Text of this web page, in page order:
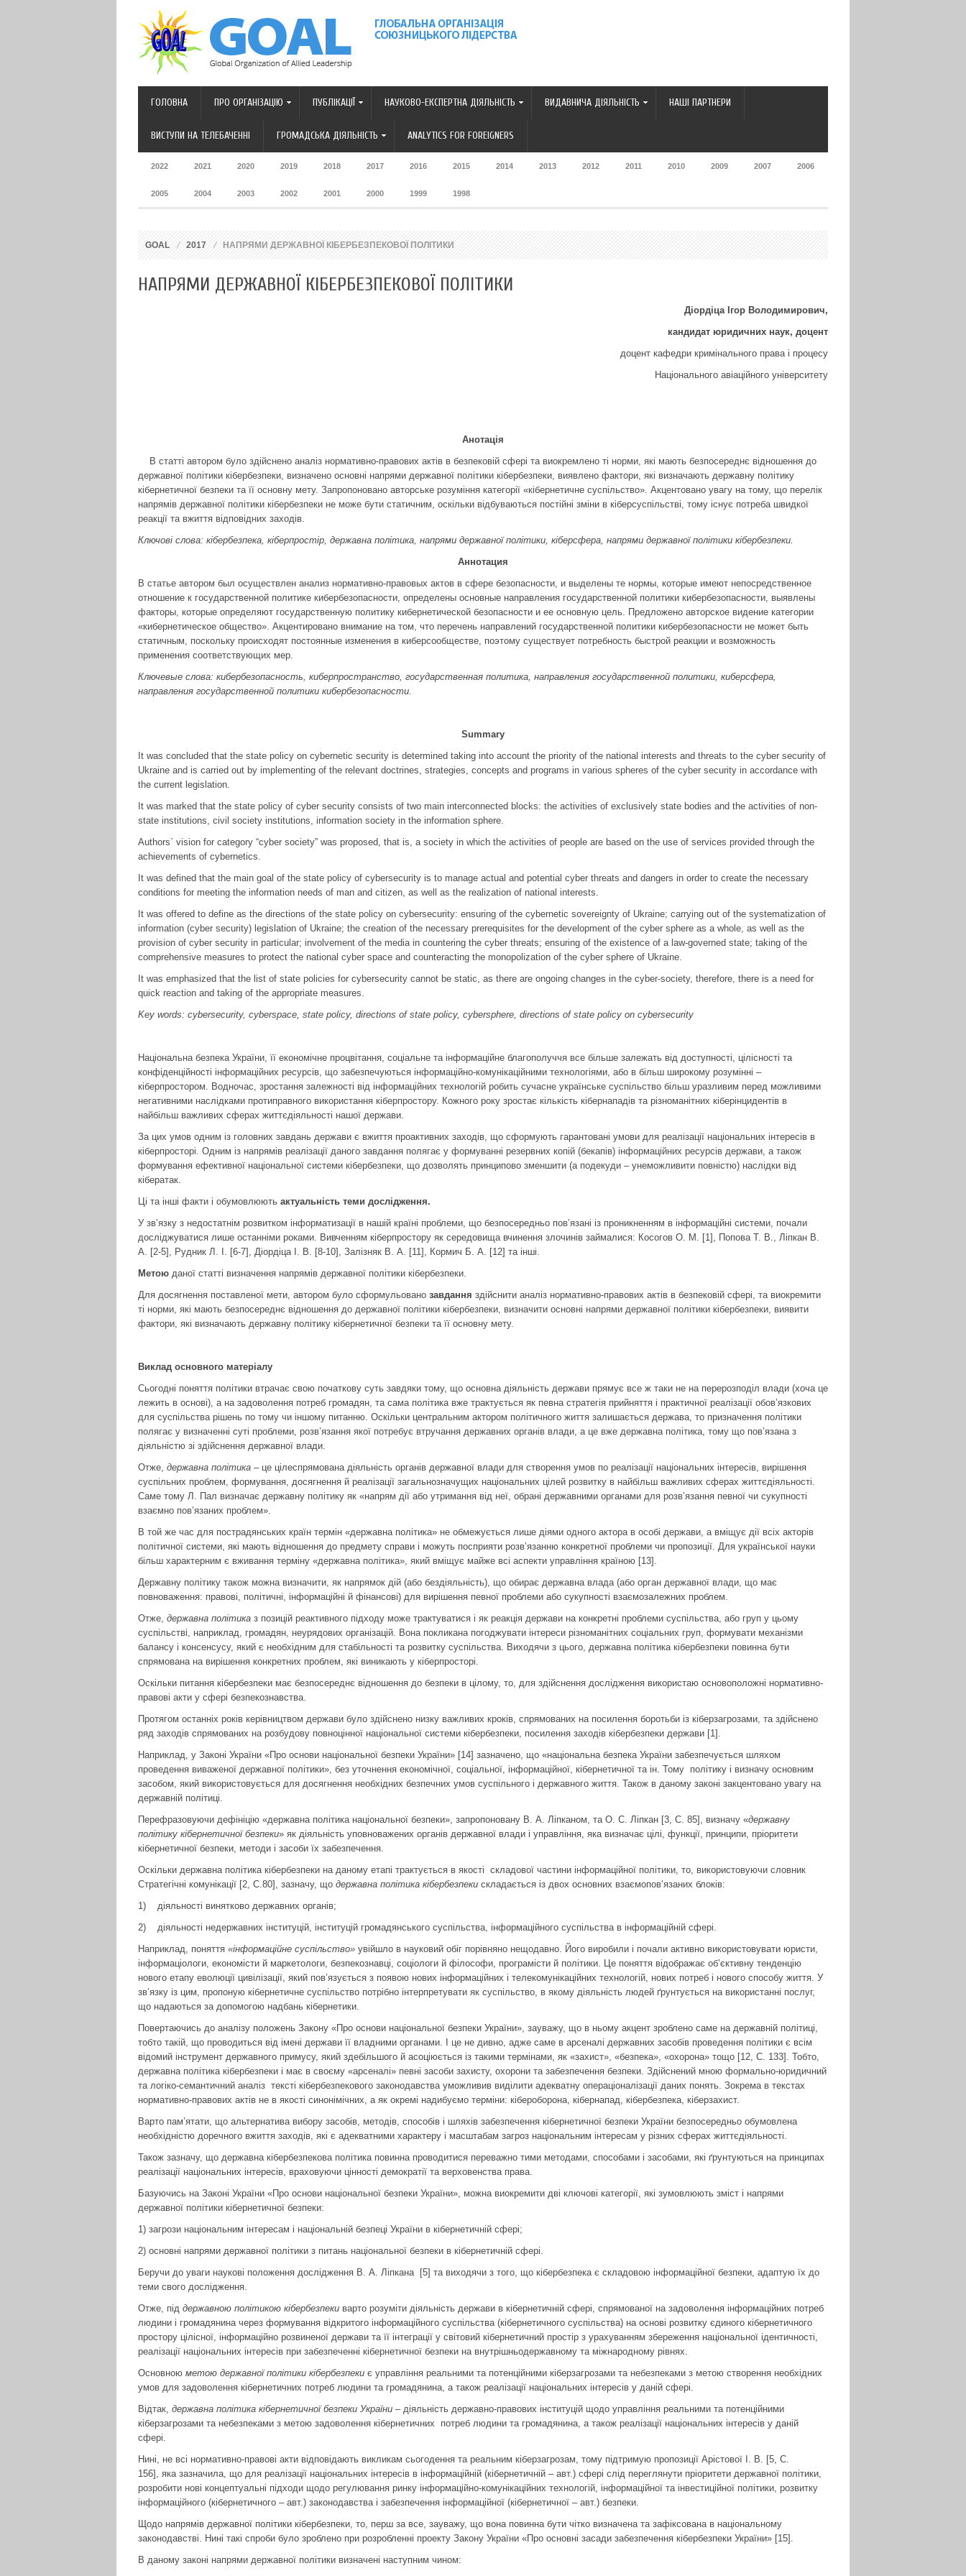
ГОЛОВНА ПРО ОРГАНІЗАЦІЮ ПУБЛІКАЦІЇ НАУКОВО-ЕКСПЕРТНА ДІЯЛЬНІСТЬ ВИДАВНИЧА ДІЯЛЬНІСТЬ НАШІ ПАРТНЕРИ
ВИСТУПИ НА ТЕЛЕБАЧЕННІ ГРОМАДСЬКА ДІЯЛЬНІСТЬ ANALYTICS FOR FOREIGNERS
2022 2021 2020 2019 2018 2017 2016 2015 2014 2013 2012 2011 2010 2009 2007 2006
2005 2004 2003 2002 2001 2000 1999 1998
GOAL 2017 НАПРЯМИ ДЕРЖАВНОЇ КІБЕРБЕЗПЕКОВОЇ ПОЛІТИКИ
НАПРЯМИ ДЕРЖАВНОЇ КІБЕРБЕЗПЕКОВОЇ ПОЛІТИКИ
Діордіца Ігор Володимирович,
кандидат юридичних наук, доцент
доцент кафедри кримінального права і процесу
Національного авіаційного університету
Анотація
В статті автором було здійснено аналіз нормативно-правових актів в безпековій сфері та виокремлено ті норми, які мають безпосереднє відношення до
державної політики кібербезпеки, визначено основні напрями державної політики кібербезпеки, виявлено фактори, які визначають державну політику
кібернетичної безпеки та її основну мету. Запропоновано авторське розуміння категорії «кібернетичне суспільство». Акцентовано увагу на тому, що перелік
напрямів державної політики кібербезпеки не може бути статичним, оскільки відбуваються постійні зміни в кіберсуспільстві, тому існує потреба швидкої
реакції та вжиття відповідних заходів.
Ключові слова: кібербезпека, кіберпростір, державна політика, напрями державної політики, кіберсфера, напрями державної політики кібербезпеки.
Аннотация
В статье автором был осуществлен анализ нормативно-правовых актов в сфере безопасности, и выделены те нормы, которые имеют непосредственное
отношение к государственной политике кибербезопасности, определены основные направления государственной политики кибербезопасности, выявлены
факторы, которые определяют государственную политику кибернетической безопасности и ее основную цель. Предложено авторское видение категории
«кибернетическое общество». Акцентировано внимание на том, что перечень направлений государственной политики кибербезопасности не может быть
статичным, поскольку происходят постоянные изменения в киберсообществе, поэтому существует потребность быстрой реакции и возможность
применения соответствующих мер.
Ключевые слова: кибербезопасность, киберпространство, государственная политика, направления государственной политики, киберсфера,
направления государственной политики кибербезопасности.
Summary
It was concluded that the state policy on cybernetic security is determined taking into account the priority of the national interests and threats to the cyber security of
Ukraine and is carried out by implementing of the relevant doctrines, strategies, concepts and programs in various spheres of the cyber security in accordance with
the current legislation.
It was marked that the state policy of cyber security consists of two main interconnected blocks: the activities of exclusively state bodies and the activities of non-
state institutions, civil society institutions, information society in the information sphere.
Authors` vision for category “cyber society” was proposed, that is, a society in which the activities of people are based on the use of services provided through the
achievements of cybernetics.
It was defined that the main goal of the state policy of cybersecurity is to manage actual and potential cyber threats and dangers in order to create the necessary
conditions for meeting the information needs of man and citizen, as well as the realization of national interests.
It was offered to define as the directions of the state policy on cybersecurity: ensuring of the cybernetic sovereignty of Ukraine; carrying out of the systematization of
information (cyber security) legislation of Ukraine; the creation of the necessary prerequisites for the development of the cyber sphere as a whole, as well as the
provision of cyber security in particular; involvement of the media in countering the cyber threats; ensuring of the existence of a law-governed state; taking of the
comprehensive measures to protect the national cyber space and counteracting the monopolization of the cyber sphere of Ukraine.
It was emphasized that the list of state policies for cybersecurity cannot be static, as there are ongoing changes in the cyber-society, therefore, there is a need for
quick reaction and taking of the appropriate measures.
Key words: cybersecurity, cyberspace, state policy, directions of state policy, cybersphere, directions of state policy on cybersecurity
Національна безпека України, її економічне процвітання, соціальне та інформаційне благополуччя все більше залежать від доступності, цілісності та
конфіденційності інформаційних ресурсів, що забезпечуються інформаційно-комунікаційними технологіями, або в більш широкому розумінні –
кіберпростором. Водночас, зростання залежності від інформаційних технологій робить сучасне українське суспільство більш уразливим перед можливими
негативними наслідками протиправного використання кіберпростору. Кожного року зростає кількість кібернападів та різноманітних кіберінцидентів в
найбільш важливих сферах життєдіяльності нашої держави.
За цих умов одним із головних завдань держави є вжиття проактивних заходів, що сформують гарантовані умови для реалізації національних інтересів в
кіберпросторі. Одним із напрямів реалізації даного завдання полягає у формуванні резервних копій (бекапів) інформаційних ресурсів держави, а також
формування ефективної національної системи кібербезпеки, що дозволять принципово зменшити (а подекуди – унеможливити повністю) наслідки від
кібератак.
Ці та інші факти і обумовлюють актуальність теми дослідження.
У зв’язку з недостатнім розвитком інформатизації в нашій країні проблеми, що безпосередньо пов’язані із проникненням в інформаційні системи, почали
досліджуватися лише останніми роками. Вивченням кіберпростору як середовища вчинення злочинів займалися: Косогов О. М. [1], Попова Т. В., Ліпкан В.
А. [2-5], Рудник Л. І. [6-7], Діордіца І. В. [8-10], Залізняк В. А. [11], Кормич Б. А. [12] та інші.
Метою даної статті визначення напрямів державної політики кібербезпеки.
Для досягнення поставленої мети, автором було сформульовано завдання здійснити аналіз нормативно-правових актів в безпековій сфері, та виокремити
ті норми, які мають безпосереднє відношення до державної політики кібербезпеки, визначити основні напрями державної політики кібербезпеки, виявити
фактори, які визначають державну політику кібернетичної безпеки та її основну мету.
Виклад основного матеріалу
Сьогодні поняття політики втрачає свою початкову суть завдяки тому, що основна діяльність держави прямує все ж таки не на перерозподіл влади (хоча це
лежить в основі), а на задоволення потреб громадян, та сама політика вже трактується як певна стратегія прийняття і практичної реалізації обов’язкових
для суспільства рішень по тому чи іншому питанню. Оскільки центральним актором політичного життя залишається держава, то призначення політики
полягає у визначенні суті проблеми, розв’язання якої потребує втручання державних органів влади, а це вже державна політика, тому що пов’язана з
діяльністю зі здійснення державної влади.
Отже, державна політика – це цілеспрямована діяльність органів державної влади для створення умов по реалізації національних інтересів, вирішення
суспільних проблем, формування, досягнення й реалізації загальнозначущих національних цілей розвитку в найбільш важливих сферах життєдіяльності.
Саме тому Л. Пал визначає державну політику як «напрям дії або утримання від неї, обрані державними органами для розв’язання певної чи сукупності
взаємно пов’язаних проблем».
В той же час для пострадянських країн термін «державна політика» не обмежується лише діями одного актора в особі держави, а вміщує дії всіх акторів
політичної системи, які мають відношення до предмету справи і можуть посприяти розв’язанню конкретної проблеми чи пропозиції. Для української науки
більш характерним є вживання терміну «державна політика», який вміщує майже всі аспекти управління країною [13].
Державну політику також можна визначити, як напрямок дій (або бездіяльність), що обирає державна влада (або орган державної влади, що має
повноваження: правові, політичні, інформаційні й фінансові) для вирішення певної проблеми або сукупності взаємозалежних проблем.
Отже, державна політика з позицій реактивного підходу може трактуватися і як реакція держави на конкретні проблеми суспільства, або груп у цьому
суспільстві, наприклад, громадян, неурядових організацій. Вона покликана погоджувати інтереси різноманітних соціальних груп, формувати механізми
балансу і консенсусу, який є необхідним для стабільності та розвитку суспільства. Виходячи з цього, державна політика кібербезпеки повинна бути
спрямована на вирішення конкретних проблем, які виникають у кіберпросторі.
Оскільки питання кібербезпеки має безпосереднє відношення до безпеки в цілому, то, для здійснення дослідження використаю основоположні нормативно-
правові акти у сфері безпекознавства.
Протягом останніх років керівництвом держави було здійснено низку важливих кроків, спрямованих на посилення боротьби із кіберзагрозами, та здійснено
ряд заходів спрямованих на розбудову повноцінної національної системи кібербезпеки, посилення заходів кібербезпеки держави [1].
Наприклад, у Законі України «Про основи національної безпеки України» [14] зазначено, що «національна безпека України забезпечується шляхом
проведення виваженої державної політики», без уточнення економічної, соціальної, інформаційної, кібернетичної та ін. Тому політику і визначу основним
засобом, який використовується для досягнення необхідних безпеч­них умов суспільного і державного життя. Також в даному законі закцентовано увагу на
державній політиці.
Перефразовуючи дефініцію «державна політика національної безпеки», запропоновану В. А. Ліпканом, та О. С. Ліпкан [3, С. 85], визначу «державну
політику кібернетичної безпеки» як діяльність уповноважених органів державної влади і управління, яка визначає цілі, функції, принципи, пріоритети
кібернетичної безпеки, методи і засоби їх забезпечення.
Оскільки державна політика кібербезпеки на даному етапі трактується в якості складової частини інформаційної політики, то, використовуючи словник
Стратегічні комунікації [2, С.80], зазначу, що державна політика кібербезпеки складається із двох основних взаємопов’язаних блоків:
1) діяльності винятково державних органів;
2) діяльності недержавних інституцій, інституцій громадянського суспільства, інформаційного суспільства в інформаційній сфері.
Наприклад, поняття «інформаційне суспільство» увійшло в науковий обіг порівняно нещодавно. Його виробили і почали активно використовувати юристи,
інформаціологи, економісти й маркетологи, безпекознавці, соціологи й філософи, програмісти й політики. Це поняття відображає об’єктивну тенденцію
нового етапу еволюції цивілізації, який пов’язується з появою нових інформаційних і телекомунікаційних технологій, нових потреб і нового способу життя. У
зв’язку із цим, пропоную кібернетичне суспільство потрібно інтерпретувати як суспільство, в якому діяльність людей ґрунтується на використанні послуг,
що надаються за допомогою надбань кібернетики.
Повертаючись до аналізу положень Закону «Про основи національної безпеки України», зауважу, що в ньому акцент зробле­но саме на державній політиці,
тобто такій, що проводиться від іме­ні держави її владними органами. І це не дивно, адже саме в арсена­лі державних засобів проведення політики є всім
відомий інструмент державного примусу, який здебільшого й асоціюється із такими тер­мінами, як «захист», «безпека», «охорона» тощо [12, С. 133]. Тобто,
державна політика кібербезпеки і має в своєму «арсеналі» певні засоби захисту, охорони та забезпечення безпеки. Здійснений мною формально-юридичний
та логіко-семантичний аналіз тексті кібербезпекового законодавства уможливив виділити адекватну операціоналізації даних понять. Зокрема в текстах
нормативно-правових актів не в якості синонімічних, а як окремі надибуємо терміни: кібероборона, кібернапад, кібербезпека, кіберзахист.
Варто пам’ятати, що альтернатива вибору засобів, методів, способів і шляхів забезпечення кібернетичної безпеки України безпосередньо обумовлена
необхідністю доречного вжиття заходів, які є адекватними характеру і масштабам загроз націо­нальним інтересам у різних сферах життєдіяльності.
Також зазначу, що державна кібербезпекова політика повинна проводитися переважно тими методами, способами і засобами, які ґрунтуються на принципах
реалізації національних інтересів, враховуючи цінності демократії та верховенства права.
Базуючись на Законі України «Про основи національної безпеки України», можна виокремити дві ключові категорії, які зумовлюють зміст і напрями
державної політики кібернетичної безпеки:
1) загрози національним інтересам і національній безпеці Украї­ни в кібернетичній сфері;
2) основні напрями державної політики з питань національної без­пеки в кібернетичній сфері.
Беручи до уваги наукові положення дослідження В. А. Ліпкана [5] та виходячи з того, що кібербезпека є складовою інформаційної безпеки, адаптую їх до
теми свого дослідження.
Отже, під державною політикою кібербезпеки варто розуміти діяльність держави в кібернетичній сфері, спрямованої на задоволення інформаційних потреб
людини і громадянина через формування відкритого інформаційного суспільства (кібернетичного суспільства) на основі розвитку єдиного кібернетичного
простору цілісної, інформаційно розвиненої держави та її інтеграції у світовий кібернетичний простір з урахуванням збереження національної ідентичності,
реалізації національних інтересів при забезпеченні кібернетичної безпеки на внутрішньодержавному та міжнародному рівнях.
Основною метою державної політики кібербезпеки є управління реальними та потенційними кіберзагрозами та небезпеками з метою створення необхідних
умов для задоволення кібернетичних потреб людини та громадянина, а також реалізації національних інтересів у даній сфері.
Відтак, державна політика кібернетичної безпеки України – діяльність державно-правових інституцій щодо управління реальними та потенційними
кіберзагрозами та небезпеками з метою задоволення кібернетичних потреб людини та громадянина, а також реалізації національних інтересів у даній
сфері.
Нині, не всі нормативно-правові акти відповідають викликам сьогодення та реальним кіберзагрозам, тому підтримую пропозиції Арістової І. В. [5, C.
156], яка зазначила, що для реалізації національних інтересів в інформаційній (кібернетичній – авт.) сфері слід переглянути пріоритети державної політики,
розробити нові концептуальні підходи щодо регулювання ринку інформаційно-комунікаційних технологій, інформаційної та інвестиційної політики, розвитку
інформаційного (кібернетичного – авт.) законодавства і забезпечення інформаційної (кібернетичної – авт.) безпеки.
Щодо напрямів державної політики кібербезпеки, то, перш за все, зауважу, що вона повинна бути чітко визначена та зафіксована в національному
законодавстві. Нині такі спроби було зроблено при розробленні проекту Закону України «Про основні засади забезпечення кібербезпеки України» [15].
В даному законі напрями державної політики визначені наступним чином: